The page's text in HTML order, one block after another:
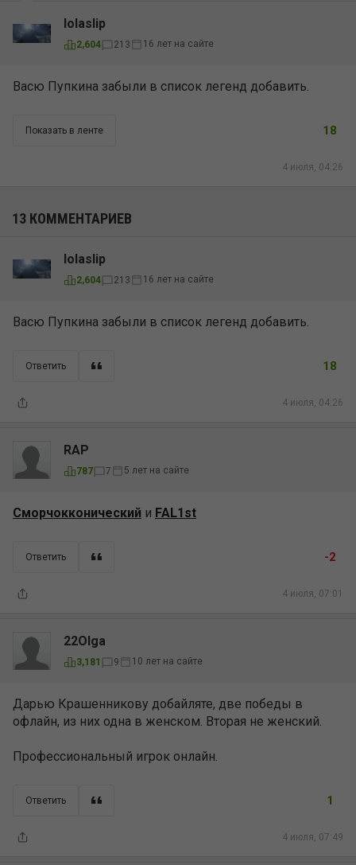
lolaslip
2,604 213 16 лет на сайте
Васю Пупкина забыли в список легенд добавить.
Показать в ленте
4 июля, 04:26
18
13 КОММЕНТАРИЕВ
lolaslip
2,604 213 16 лет на сайте
Васю Пупкина забыли в список легенд добавить.
Ответить
4 июля, 04:26
18
RAP
787 7 5 лет на сайте
Сморчокконический и FAL1st
Ответить
4 июля, 07:01
-2
22Olga
3,181 9 10 лет на сайте
Дарью Крашенникову добайляте, две победы в
офлайн, из них одна в женском. Вторая не женский.
Профессиональный игрок онлайн.
Ответить
4 июля, 07:49
1